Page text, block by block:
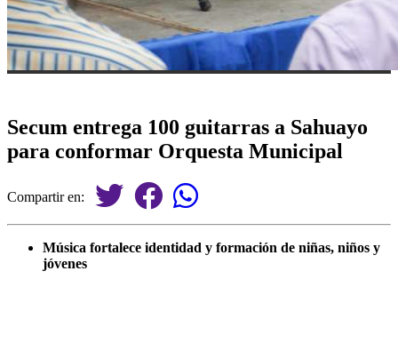
Secum entrega 100 guitarras a Sahuayo
para conformar Orquesta Municipal
Compartir en:
Música fortalece identidad y formación de niñas, niños y
jóvenes